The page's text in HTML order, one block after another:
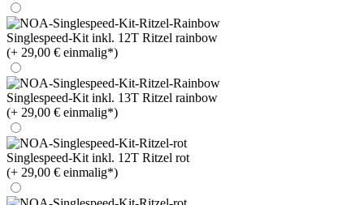
Singlespeed-Kit inkl. 12T Ritzel rainbow
(+ 29,00 € einmalig*)
Singlespeed-Kit inkl. 13T Ritzel rainbow
(+ 29,00 € einmalig*)
Singlespeed-Kit inkl. 12T Ritzel rot
(+ 29,00 € einmalig*)